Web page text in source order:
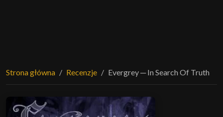
Strona główna Recenzje Evergrey ─ In Search Of Truth